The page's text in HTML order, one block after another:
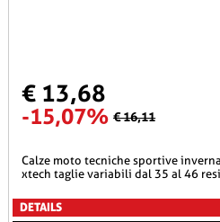
€ 13,68
-15,07% € 16,11
calze moto tecniche sportive invernali nere a righe multicolor
xtech taglie variabili dal 35 al 46
DETAILS